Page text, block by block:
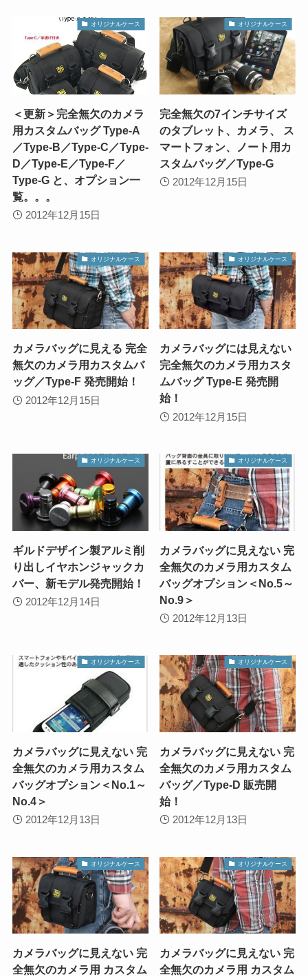
オリジナルケース
＜更新＞完全無欠のカメラ
用カスタムバッグ Type-A
／Type-B／Type-C／Type-
D／Type-E／Type-F／
Type-G と、オプション一
覧。。。
2012年12月15日
オリジナルケース
完全無欠の7インチサイズ
のタブレット、カメラ、 ス
マートフォン、ノート用カ
スタムバッグ／Type-G
2012年12月15日
オリジナルケース
カメラバッグに見える 完全
無欠のカメラ用カスタムバ
ッグ／Type-F 発売開始！
2012年12月15日
オリジナルケース
カメラバッグには見えない
完全無欠のカメラ用カスタ
ムバッグ Type-E 発売開
始！
2012年12月15日
オリジナルケース
ギルドデザイン製アルミ削
り出しイヤホンジャックカ
バー、新モデル発売開始！
2012年12月14日
オリジナルケース
カメラバッグに見えない 完
全無欠のカメラ用カスタム
バッグオプション＜No.5～
No.9＞
2012年12月13日
オリジナルケース
カメラバッグに見えない 完
全無欠のカメラ用カスタム
バッグオプション＜No.1～
No.4＞
2012年12月13日
オリジナルケース
カメラバッグに見えない 完
全無欠のカメラ用カスタム
バッグ／Type-D 販売開
始！
2012年12月13日
オリジナルケース
カメラバッグに見えない 完
全無欠のカメラ用 カスタム
オリジナルケース
カメラバッグに見えない 完
全無欠のカメラ用 カスタム